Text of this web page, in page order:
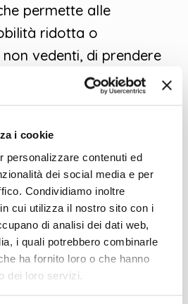
i cookie
personalizzare contenuti ed
dei social media e per
Condividiamo inoltre
cui utilizza il nostro sito con i
di analisi dei dati web,
i quali potrebbero combinarle
ha fornito loro o che hanno
dei loro servizi.
permette alle
ridotta o
vedenti, di prendere
contenuti
Ciò è possibile
team iscritti da tutta
alle Finali, che si
lo scorso 6 e 7